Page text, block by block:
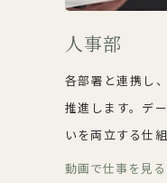
人事部
各部署と連携し
推進します。デ
いを両立する仕
動画で仕事を見る